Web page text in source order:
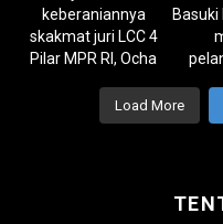
Load More